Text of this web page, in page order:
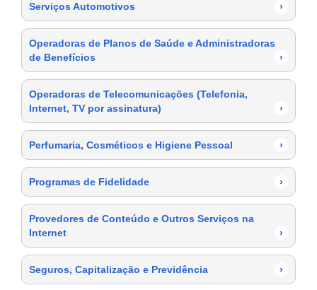
Serviços Automotivos
›
Operadoras de Planos de Saúde e Administradoras
de Benefícios
›
Operadoras de Telecomunicações (Telefonia,
Internet, TV por assinatura)
›
Perfumaria, Cosméticos e Higiene Pessoal ›
Programas de Fidelidade ›
Provedores de Conteúdo e Outros Serviços na
Internet
›
Seguros, Capitalização e Previdência ›